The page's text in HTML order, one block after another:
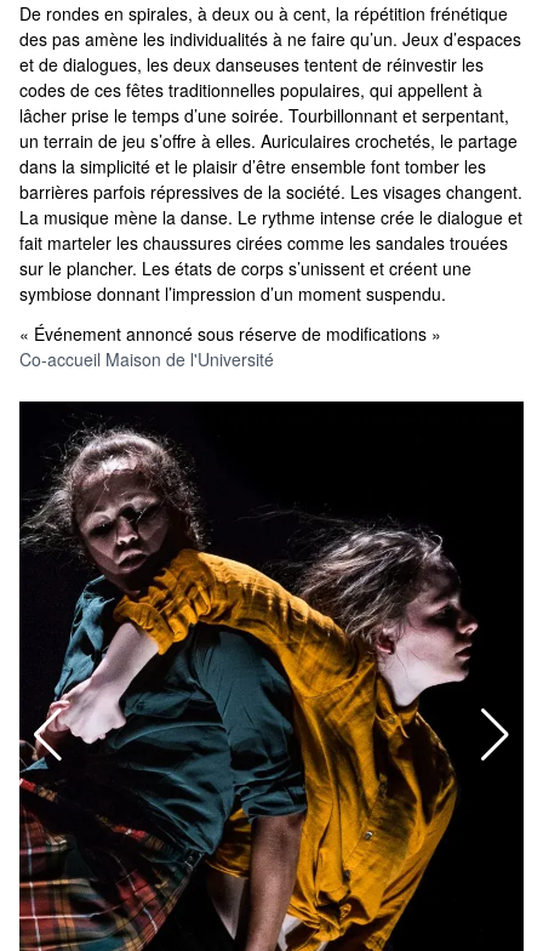
De rondes en spirales, à deux ou à cent, la répétition frénétique
des pas amène les individualités à ne faire qu’un. Jeux d’espaces
et de dialogues, les deux danseuses tentent de réinvestir les
codes de ces fêtes traditionnelles populaires, qui appellent à
lâcher prise le temps d’une soirée. Tourbillonnant et serpentant,
un terrain de jeu s’offre à elles. Auriculaires crochetés, le partage
dans la simplicité et le plaisir d’être ensemble font tomber les
barrières parfois répressives de la société. Les visages changent.
La musique mène la danse. Le rythme intense crée le dialogue et
fait marteler les chaussures cirées comme les sandales trouées
sur le plancher. Les états de corps s’unissent et créent une
symbiose donnant l’impression d’un moment suspendu.
« Événement annoncé sous réserve de modifications »
Co-accueil Maison de l'Université